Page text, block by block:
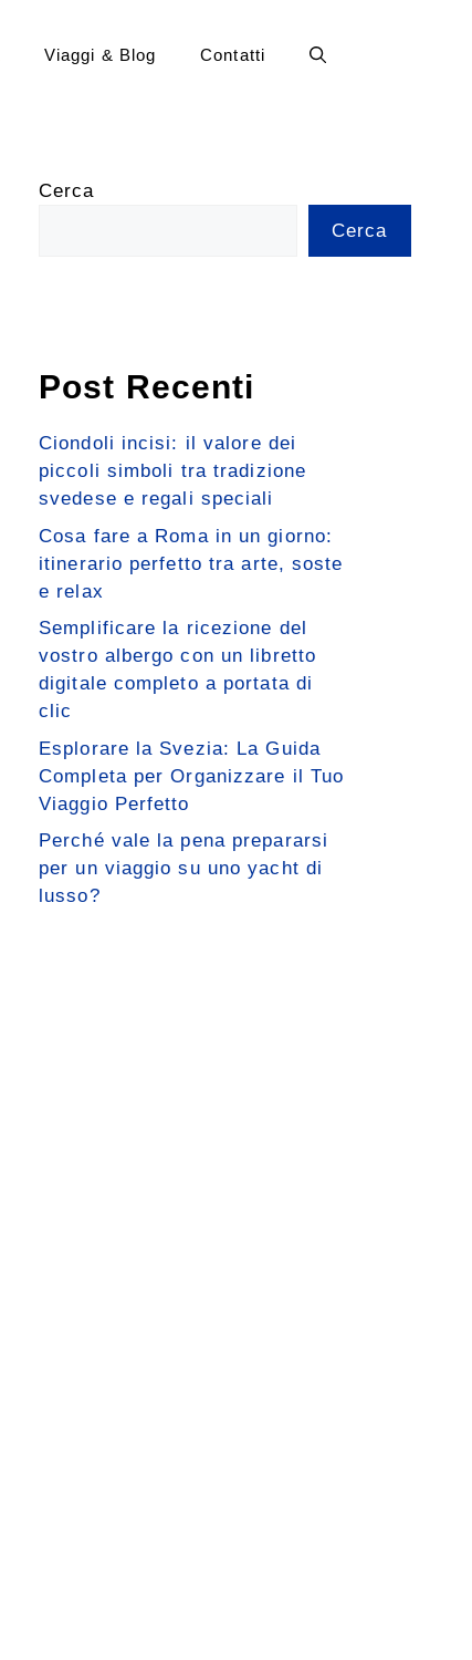
Viaggi & Blog Contatti
Cerca
Cerca
Post Recenti
Ciondoli incisi: il valore dei
piccoli simboli tra tradizione
svedese e regali speciali
Cosa fare a Roma in un giorno:
itinerario perfetto tra arte, soste
e relax
Semplificare la ricezione del
vostro albergo con un libretto
digitale completo a portata di
clic
Esplorare la Svezia: La Guida
Completa per Organizzare il Tuo
Viaggio Perfetto
Perché vale la pena prepararsi
per un viaggio su uno yacht di
lusso?